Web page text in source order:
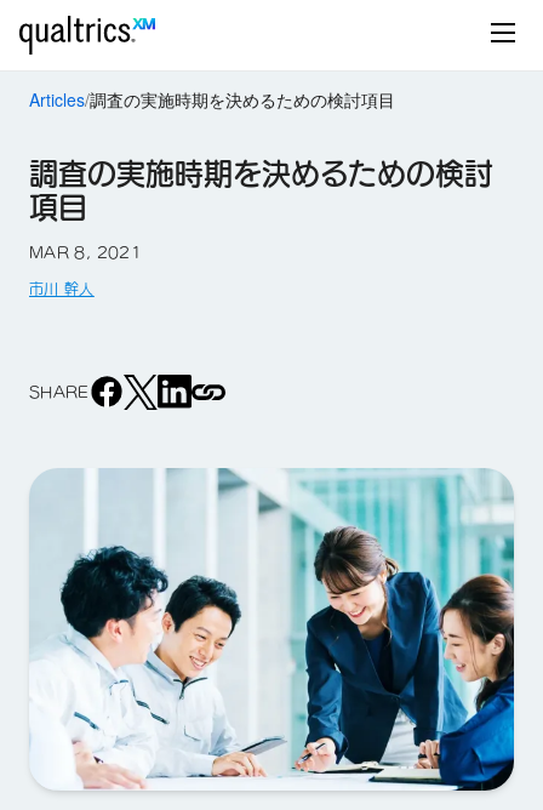
Articles 調査の実施時期を決めるための検討項目
調査の実施時期を決めるための検討
項目
MAR 8, 2021
市川 幹人
SHARE